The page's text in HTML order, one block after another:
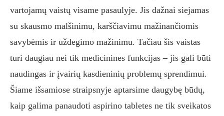
vartojamų vaistų visame pasaulyje. Jis dažnai siejamas
su skausmo malšinimu, karščiavimu mažinančiomis
savybėmis ir uždegimo mažinimu. Tačiau šis vaistas
turi daugiau nei tik medicinines funkcijas – jis gali būti
naudingas ir įvairių kasdieninių problemų sprendimui.
Šiame išsamiose straipsnyje aptarsime daugybę būdų,
kaip galima panaudoti aspirino tabletes ne tik sveikatos